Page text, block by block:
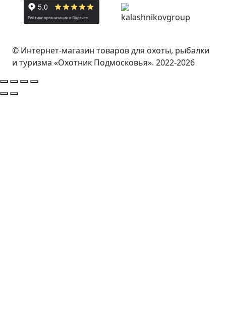
© Интернет-магазин товаров для охоты, рыбалки
и туризма «Охотник Подмосковья». 2022-2026